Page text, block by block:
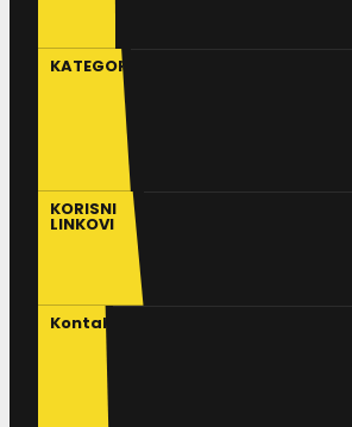
KATEGORIJE
KORISNI
LINKOVI
Kontakt